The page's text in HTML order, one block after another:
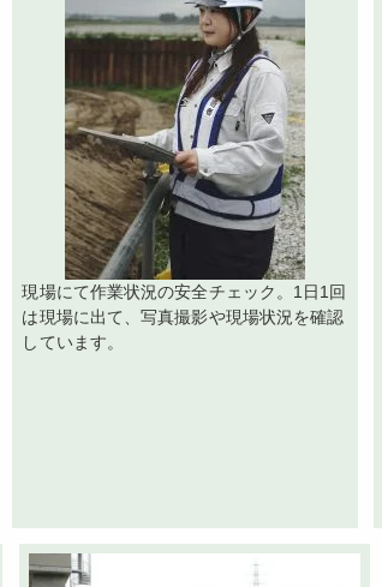
現場にて作業状況の安全チェック。1日1回
は現場に出て、写真撮影や現場状況を確認
しています。